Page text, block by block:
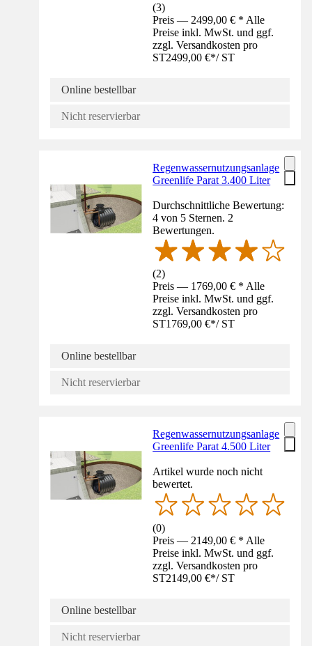
(3)
Preis — 2499,00 € * Alle
Preise inkl. MwSt. und ggf.
zzgl. Versandkosten pro
ST2499,00 €*/ ST
Online bestellbar
Nicht reservierbar
Regenwassernutzungsanlage
Greenlife Parat 3.400 Liter
Durchschnittliche Bewertung:
4 von 5 Sternen. 2
Bewertungen.
(2)
Preis — 1769,00 € * Alle
Preise inkl. MwSt. und ggf.
zzgl. Versandkosten pro
ST1769,00 €*/ ST
Online bestellbar
Nicht reservierbar
Regenwassernutzungsanlage
Greenlife Parat 4.500 Liter
Artikel wurde noch nicht
bewertet.
(0)
Preis — 2149,00 € * Alle
Preise inkl. MwSt. und ggf.
zzgl. Versandkosten pro
ST2149,00 €*/ ST
Online bestellbar
Nicht reservierbar